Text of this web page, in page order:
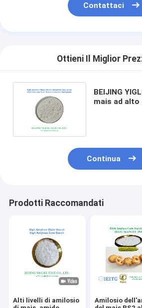
Contattaci
Ottieni Il Miglior
BEIJING
mais ad
Continua
Prodotti Raccomandati
Alti livelli di amilosio
Amilosio